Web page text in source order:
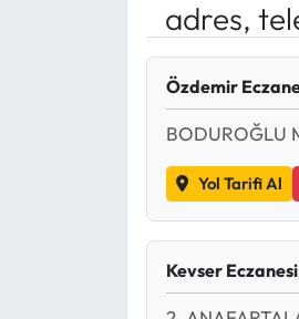
adres,
Özdemir
BODUROĞLU
Yol Tarifi Al
Kevser Eczanesi
Mektup Galeri
Köşe Yazıları
Karikatür Galeri